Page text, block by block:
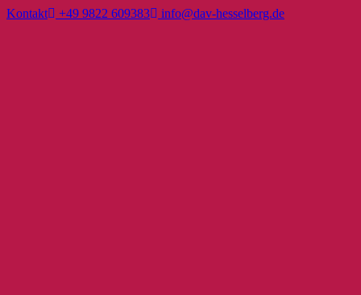
Kontakt +49 9822 609383 info@dav-hesselberg.de